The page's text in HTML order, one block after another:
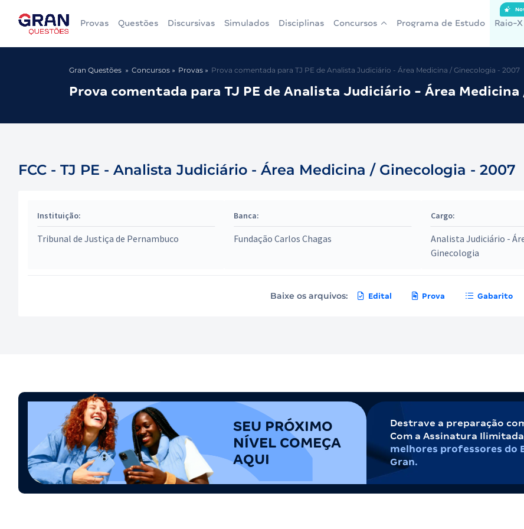
Provas Questões Discursivas Simulados Disciplinas Concursos Programa de Estudo Raio-X
Gran Questões Concursos Provas Prova comentada para TJ PE de Analista Judiciário - Área Medicina / Ginecologia - 2007
Prova comentada para TJ PE de Analista Judiciário - Área
FCC - TJ PE - Analista Judiciário - Área Medicina / Ginecologia - 2007
Instituição:
Tribunal de Justiça de Pernambuco
Banca:
Fundação Carlos Chagas
Cargo:
Analista Judiciário -
Ginecologia
Baixe os arquivos: Edital Prova Gabarito
SEU PRÓXIMO
NÍVEL COMEÇA
AQUI
Destrave a preparação
Com a Assinatura
melhores professores do
Gran.